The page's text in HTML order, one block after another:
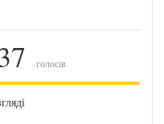
голосів